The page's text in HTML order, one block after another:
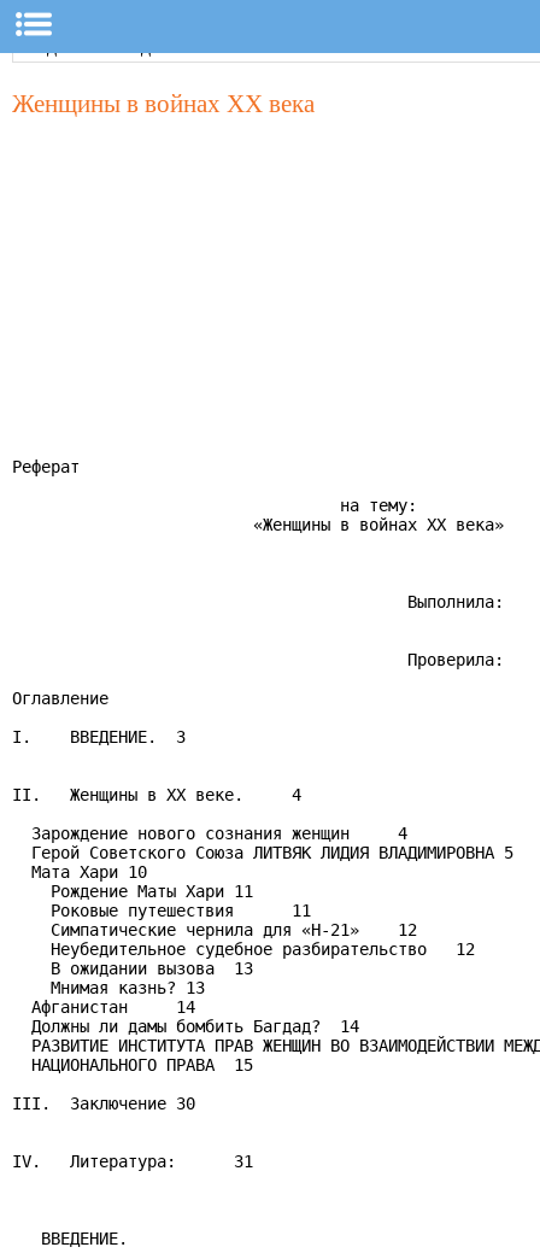
Женщины в войнах XX века
Реферат
                                  на тему:
                         «Женщины в войнах XX века»
                                         Выполнила:
                                         Проверила:
Оглавление
I.    ВВЕДЕНИЕ.  3
II.   Женщины в ХХ веке.     4
  Зарождение нового сознания женщин     4
  Герой Советского Союза ЛИТВЯК ЛИДИЯ ВЛАДИМИРОВНА 5
  Мата Хари 10
    Рождение Маты Хари 11
    Роковые путешествия      11
    Симпатические чернила для «Н-21»    12
    Неубедительное судебное разбирательство   12
    В ожидании вызова  13
    Мнимая казнь? 13
  Афганистан     14
  Должны ли дамы бомбить Багдад?  14
РАЗВИТИЕ ИНСТИТУТА ПРАВ ЖЕНЩИН ВО ВЗАИМОДЕЙСТВИИ
  НАЦИОНАЛЬНОГО ПРАВА  15
III.  Заключение 30
IV.   Литература:      31
   ВВЕДЕНИЕ.